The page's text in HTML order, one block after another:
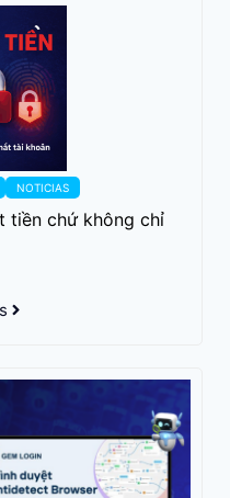
NOTICIAS
tiền chứ không chỉ